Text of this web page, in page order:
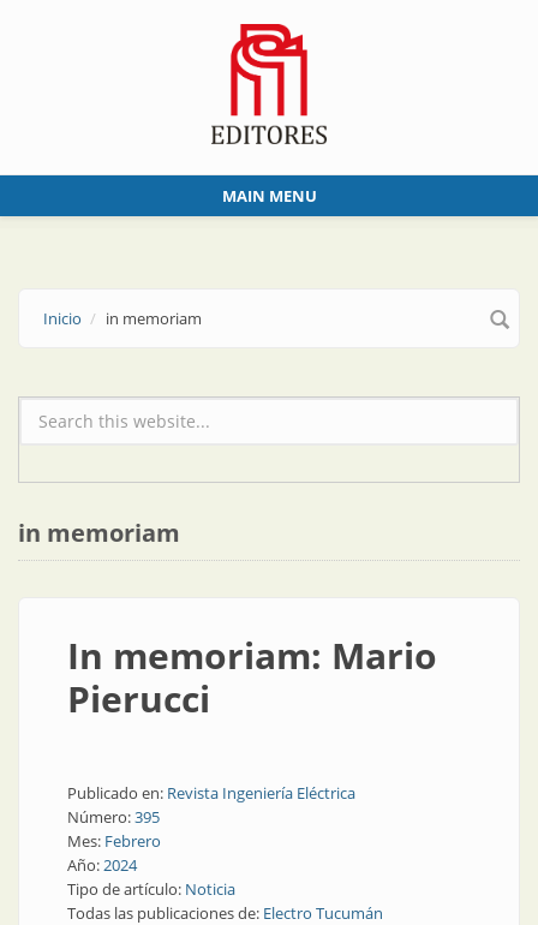
MAIN MENU
Inicio in memoriam
Formulario de búsqueda
in memoriam
In memoriam: Mario
Pierucci
Publicado en: Revista Ingeniería Eléctrica
Número:395
Mes: Febrero
Año:2024
Tipo de artículo: Noticia
Todas las publicaciones de: Electro Tucumán